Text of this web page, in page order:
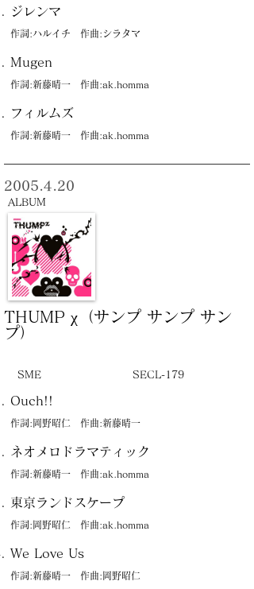
ジレンマ
作詞:ハルイチ 作曲:シラタマ
Mugen
作詞:新藤晴一 作曲:ak.homma
フィルムズ
作詞:新藤晴一 作曲:ak.homma
THUMP χ（サンプ サンプ サン
プ）
2005.4.20
ALBUM
SME SECL-179
Ouch!!
作詞:岡野昭仁 作曲:新藤晴一
ネオメロドラマティック
作詞:新藤晴一 作曲:ak.homma
東京ランドスケープ
作詞:岡野昭仁 作曲:ak.homma
We Love Us
作詞:新藤晴一 作曲:岡野昭仁